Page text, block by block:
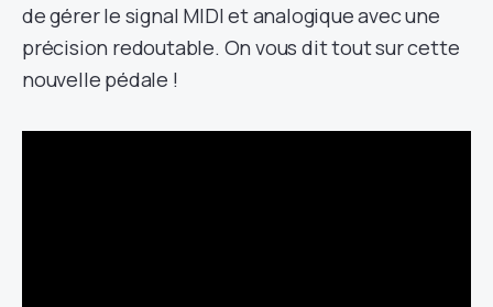
de gérer le signal MIDI et analogique avec une
précision redoutable. On vous dit tout sur cette
nouvelle pédale !